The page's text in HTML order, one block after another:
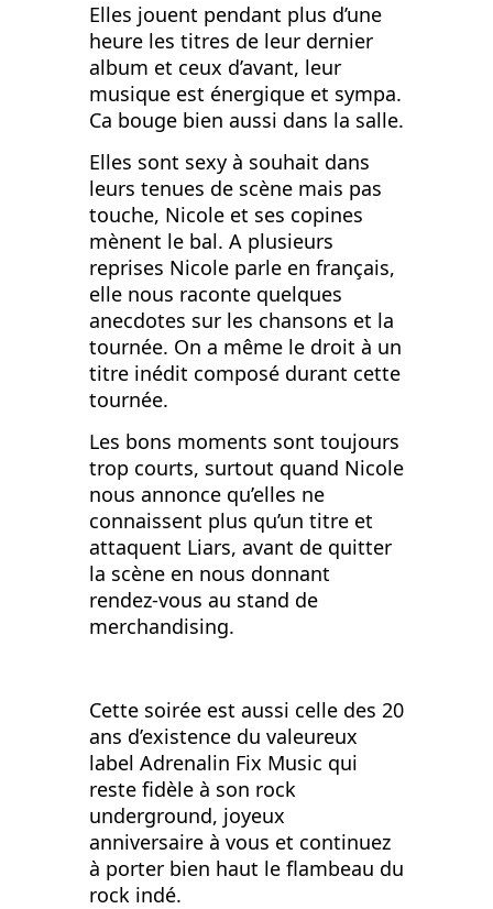
Elles jouent pendant plus d’une
heure les titres de leur dernier
album et ceux d’avant, leur
musique est énergique et sympa.
Ca bouge bien aussi dans la salle.
Elles sont sexy à souhait dans
leurs tenues de scène mais pas
touche, Nicole et ses copines
mènent le bal. A plusieurs
reprises Nicole parle en français,
elle nous raconte quelques
anecdotes sur les chansons et la
tournée. On a même le droit à un
titre inédit composé durant cette
tournée.
Les bons moments sont toujours
trop courts, surtout quand Nicole
nous annonce qu’elles ne
connaissent plus qu’un titre et
attaquent Liars, avant de quitter
la scène en nous donnant
rendez-vous au stand de
merchandising.
Cette soirée est aussi celle des 20
ans d’existence du valeureux
label Adrenalin Fix Music qui
reste fidèle à son rock
underground, joyeux
anniversaire à vous et continuez
à porter bien haut le flambeau du
rock indé.